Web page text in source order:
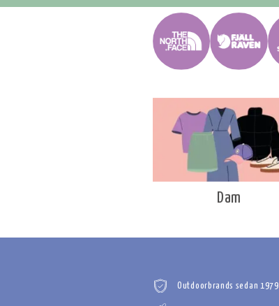
Dam
Outdoorbrands sedan 1979